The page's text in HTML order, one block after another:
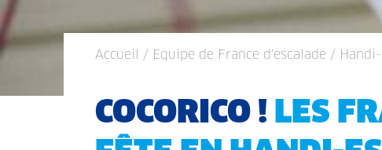
Accueil / Equipe de France d'escalade / Handi-
COCORICO ! LES